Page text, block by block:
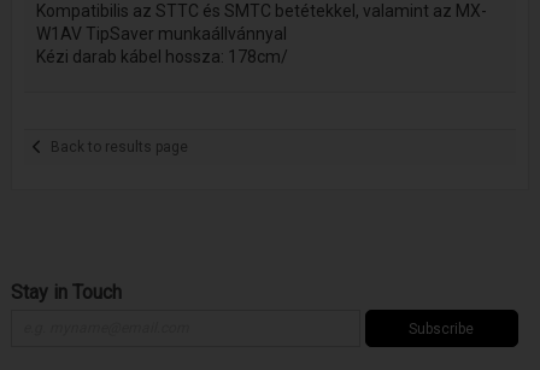
Kompatibilis az STTC és SMTC betétekkel, valamint az MX-
W1AV TipSaver munkaállvánnyal
Kézi darab kábel hossza: 178cm/
Back to results page
Stay in Touch
Subscribe